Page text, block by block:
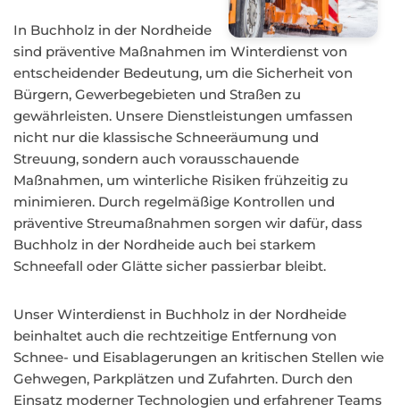
In Buchholz in der Nordheide
sind präventive Maßnahmen im Winterdienst von
entscheidender Bedeutung, um die Sicherheit von
Bürgern, Gewerbegebieten und Straßen zu
gewährleisten. Unsere Dienstleistungen umfassen
nicht nur die klassische Schneeräumung und
Streuung, sondern auch vorausschauende
Maßnahmen, um winterliche Risiken frühzeitig zu
minimieren. Durch regelmäßige Kontrollen und
präventive Streumaßnahmen sorgen wir dafür, dass
Buchholz in der Nordheide auch bei starkem
Schneefall oder Glätte sicher passierbar bleibt.
Unser Winterdienst in Buchholz in der Nordheide
beinhaltet auch die rechtzeitige Entfernung von
Schnee- und Eisablagerungen an kritischen Stellen wie
Gehwegen, Parkplätzen und Zufahrten. Durch den
Einsatz moderner Technologien und erfahrener Teams